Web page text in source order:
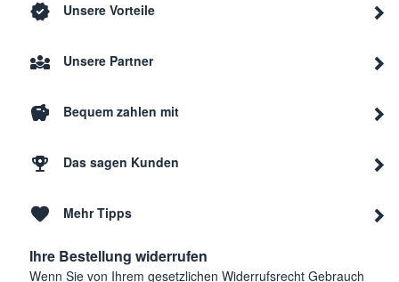
Unsere Vorteile
Unsere Partner
Bequem zahlen mit
Das sagen Kunden
Mehr Tipps
Ihre Bestellung widerrufen
Wenn Sie von Ihrem gesetzlichen Widerrufsrecht Gebrauch